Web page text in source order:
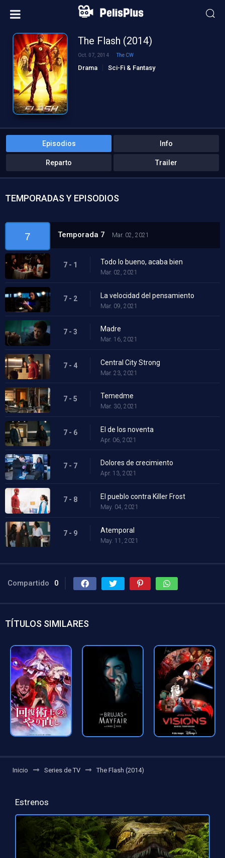
The Flash (2014)
Oct. 07, 2014 The CW
Drama Sci-Fi & Fantasy
Episodios Info
Reparto Trailer
TEMPORADAS Y EPISODIOS
7 Temporada 7 Mar. 02, 2021
7 - 1 Todo lo bueno, acaba bien
Mar. 02, 2021
7 - 2 La velocidad del pensamiento
Mar. 09, 2021
7 - 3 Madre
Mar. 16, 2021
7 - 4 Central City Strong
Mar. 23, 2021
7 - 5 Temedme
Mar. 30, 2021
7 - 6 El de los noventa
Apr. 06, 2021
7 - 7 Dolores de crecimiento
Apr. 13, 2021
7 - 8 El pueblo contra Killer Frost
May. 04, 2021
7 - 9 Atemporal
May. 11, 2021
Compartido 0
TÍTULOS SIMILARES
Inicio Series de TV The Flash (2014)
Estrenos